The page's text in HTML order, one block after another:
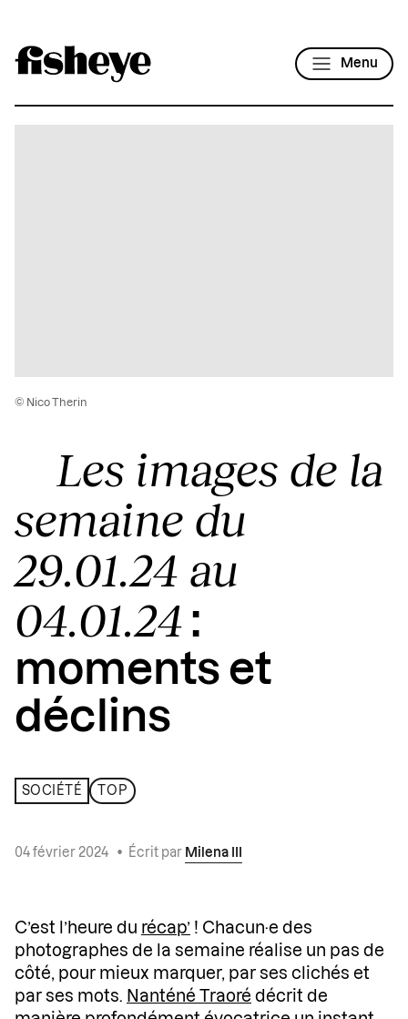
Menu
Les images de la
semaine du
29.01.24 au
04.01.24 :
moments et
déclins
SOCIÉTÉ TOP
04 février 2024 • Écrit par Milena III
© Nico Therin
C’est l’heure du récap’ ! Chacun·e des
photographes de la semaine réalise un pas de
côté, pour mieux marquer, par ses clichés et
par ses mots. Nanténé Traoré décrit de